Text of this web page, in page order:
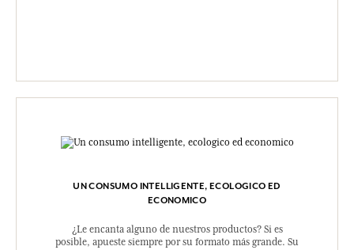
UN CONSUMO INTELLIGENTE, ECOLOGICO ED
ECONOMICO
¿Le encanta alguno de nuestros productos? Si es
posible, apueste siempre por su formato más grande. Su